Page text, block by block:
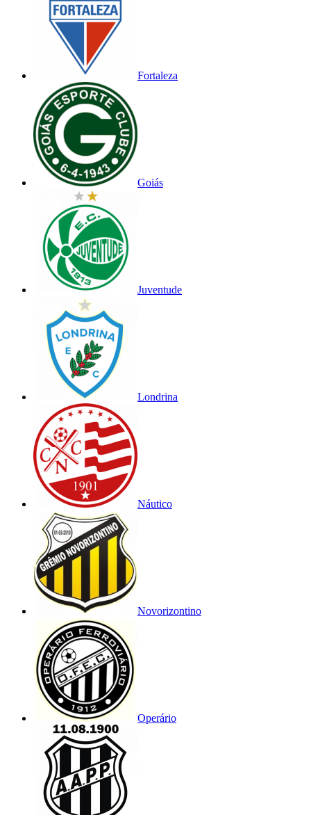
Fortaleza
Goiás
Juventude
Londrina
Náutico
Novorizontino
Operário